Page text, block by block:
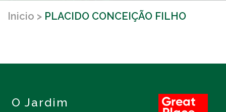
Inicio PLACIDO CONCEIÇÃO FILHO
O Jardim